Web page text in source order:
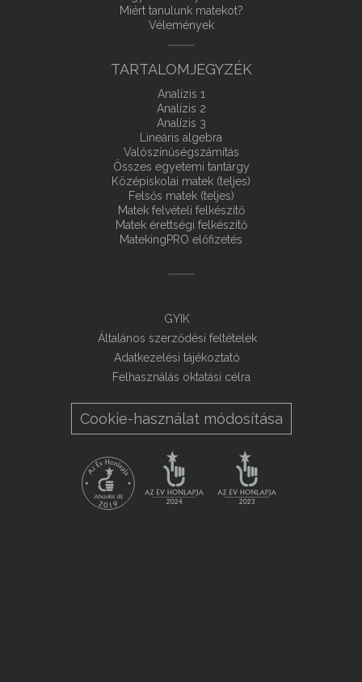
Miért tanulunk matekot?
Vélemények
TARTALOMJEGYZÉK
Analízis 1
Analízis 2
Analízis 3
Lineáris algebra
Valószínűségszámítás
Összes egyetemi tantárgy
Középiskolai matek (teljes)
Felsős matek (teljes)
Matek felvételi felkészítő
Matek érettségi felkészítő
MatekingPRO előfizetés
GYIK
Általános szerződési feltételek
Adatkezelési tájékoztató
Felhasználás oktatási célra
Cookie-használat módosítása